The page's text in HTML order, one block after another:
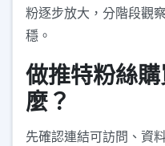
粉逐步放大，分階段觀
穩。
做推特粉絲
麼？
先確認連結可訪問、資